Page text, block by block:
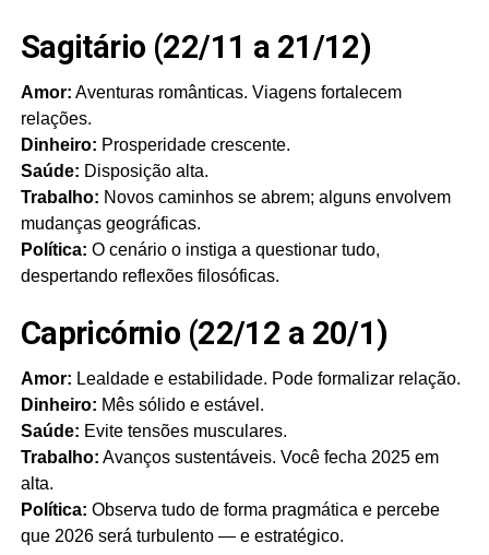
Sagitário (22/11 a 21/12)
Amor: Aventuras românticas. Viagens fortalecem
relações.
Dinheiro: Prosperidade crescente.
Saúde: Disposição alta.
Trabalho: Novos caminhos se abrem; alguns envolvem
mudanças geográficas.
Política: O cenário o instiga a questionar tudo,
despertando reflexões filosóficas.
Capricórnio (22/12 a 20/1)
Amor: Lealdade e estabilidade. Pode formalizar relação.
Dinheiro: Mês sólido e estável.
Saúde: Evite tensões musculares.
Trabalho: Avanços sustentáveis. Você fecha 2025 em
alta.
Política: Observa tudo de forma pragmática e percebe
que 2026 será turbulento — e estratégico.